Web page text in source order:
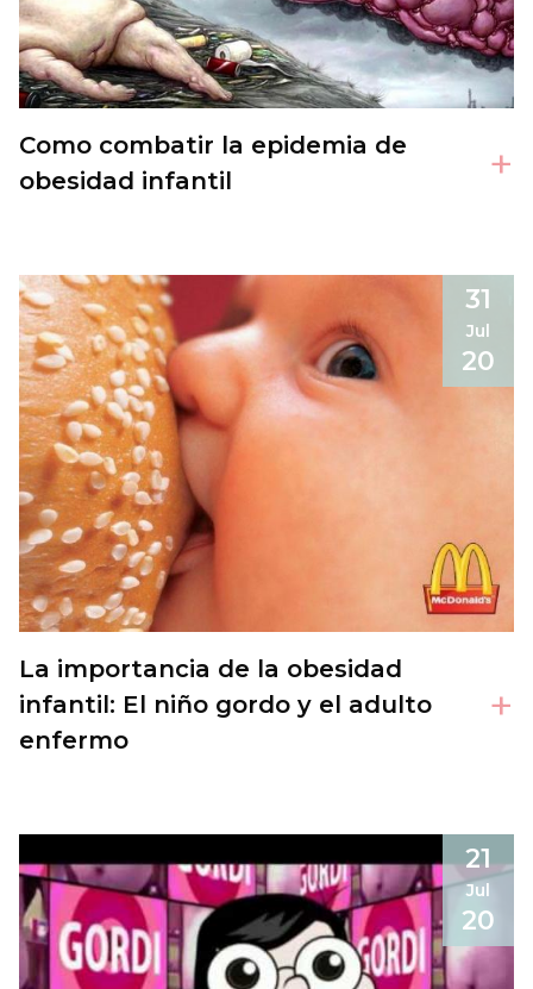
Como combatir la epidemia de
obesidad infantil
+
31
Jul
20
La importancia de la obesidad
infantil: El niño gordo y el adulto
enfermo
+
21
Jul
20